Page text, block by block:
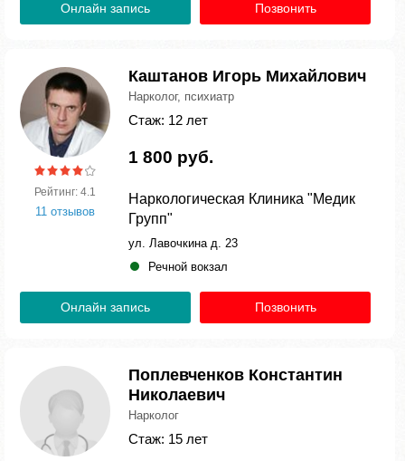
Онлайн запись Позвонить
Рейтинг: 4.1
11 отзывов
Каштанов Игорь Михайлович
Нарколог, психиатр
Стаж: 12 лет
1 800 руб.
Наркологическая Клиника "Медик
Групп"
ул. Лавочкина д. 23
Речной вокзал
Онлайн запись Позвонить
Поплевченков Константин
Николаевич
Нарколог
Стаж: 15 лет